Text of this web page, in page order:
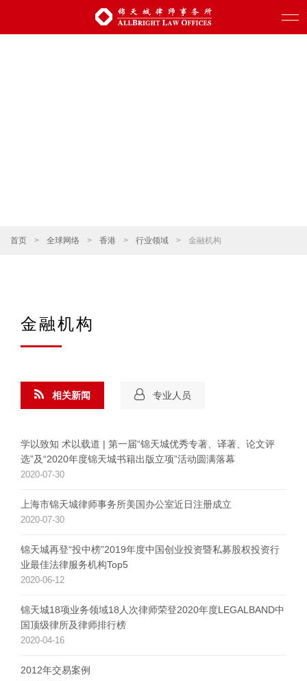
首页 > 全球网络 > 香港 > 行业领域 > 金融机构
金融机构
相关新闻
学以致知 术以载道 | 第一届“锦天城优秀专著、译著、论文评
选”及“2020年度锦天城书籍出版立项”活动圆满落幕
2020-07-30
上海市锦天城律师事务所美国办公室近日注册成立
2020-07-30
锦天城再登“投中榜”2019年度中国创业投资暨私募股权投资行
业最佳法律服务机构Top5
2020-06-12
锦天城18项业务领域18人次律师荣登2020年度LEGALBAND中
国顶级律所及律师排行榜
2020-04-16
2012年交易案例
专业人员